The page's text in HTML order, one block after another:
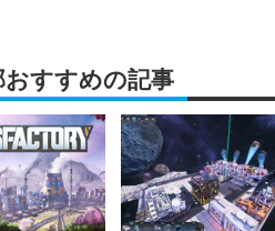
おすすめの記事